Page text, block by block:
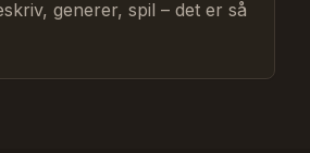
generer, spil – det er så